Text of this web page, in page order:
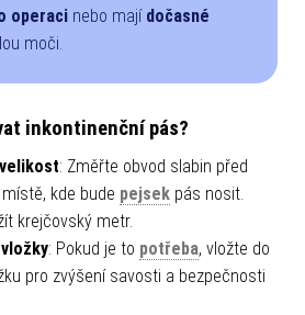
operaci nebo mají dočasné
moči.
inkontinenční pás?
: Změřte obvod slabin před
kde bude pejsek pás nosit.
krejčovský metr.
: Pokud je to potřeba, vložte do
pro zvýšení savosti a bezpečnosti